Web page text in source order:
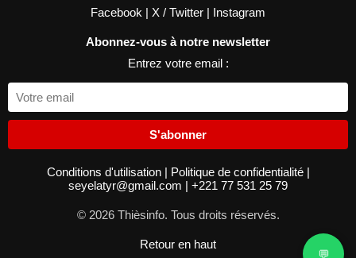
Facebook | X / Twitter | Instagram
Abonnez-vous à notre newsletter
Entrez votre email :
S'abonner
Conditions d'utilisation | Politique de confidentialité |
seyelatyr@gmail.com | +221 77 531 25 79
© 2026 Thièsinfo. Tous droits réservés.
Retour en haut
💬